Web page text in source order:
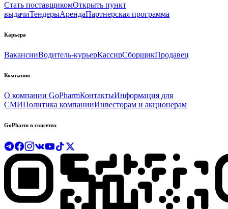
Стать поставщикомОткрыть пункт
выдачиТендерыАрендаПартнерская программа
Карьера
ВакансииВодитель-курьерКассирСборщикПродавец
Компания
О компании GoPharmКонтактыИнформация для
СМИПолитика компанииИнвесторам и акционерам
GoPharm в соцсетях